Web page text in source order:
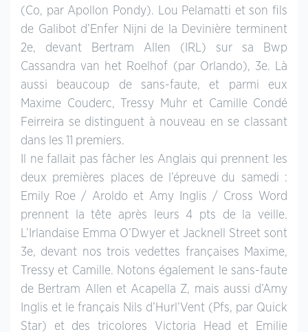
(Co, par Apollon Pondy). Lou Pelamatti et son fils
de Galibot d’Enfer Nijni de la Devinière terminent
2e, devant Bertram Allen (IRL) sur sa Bwp
Cassandra van het Roelhof (par Orlando), 3e. Là
aussi beaucoup de sans-faute, et parmi eux
Maxime Couderc, Tressy Muhr et Camille Condé
Feirreira se distinguent à nouveau en se classant
dans les 11 premiers.
Il ne fallait pas fâcher les Anglais qui prennent les
deux premières places de l’épreuve du samedi :
Emily Roe / Aroldo et Amy Inglis / Cross Word
prennent la tête après leurs 4 pts de la veille.
L’Irlandaise Emma O’Dwyer et Jacknell Street sont
3e, devant nos trois vedettes françaises Maxime,
Tressy et Camille. Notons également le sans-faute
de Bertram Allen et Acapella Z, mais aussi d’Amy
Inglis et le français Nils d’Hurl’Vent (Pfs, par Quick
Star) et des tricolores Victoria Head et Emilie